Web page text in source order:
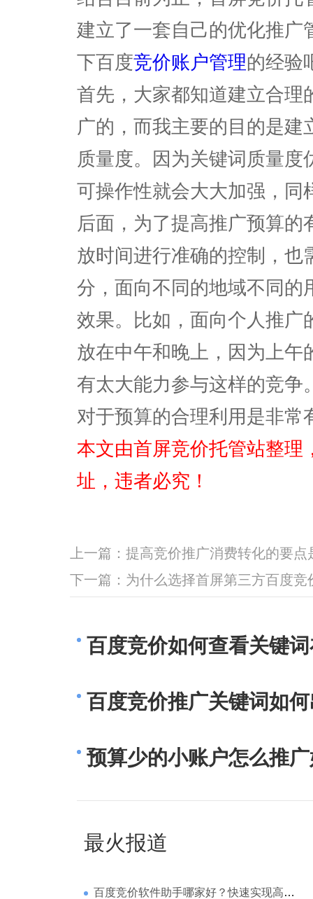
建立了一套自己的优化推广
下百度竞价账户管理的经验
首先，大家都知道建立合理
广的，而我主要的目的是
质量度。因为关键词质量
可操作性就会大大加强，同
后面，为了提高推广预算
放时间进行准确的控制，也
分，面向不同的地域不同的
效果。比如，面向个人推广
放在中午和晚上，因为上午
有太大能力参与这样的竞争
对于预算的合理利用是非常
本文由首屏竞价托管站整理
址，违者必究！
上一篇： 提高竞价推广消费转化的要点
下一篇： 为什么选择首屏第三方百度竞
百度竞价如何查看关键
百度竞价推广关键词如
预算少的小账户怎么推
最火报道
百度竞价软件助手哪家好？快速实现高回报哪家强？